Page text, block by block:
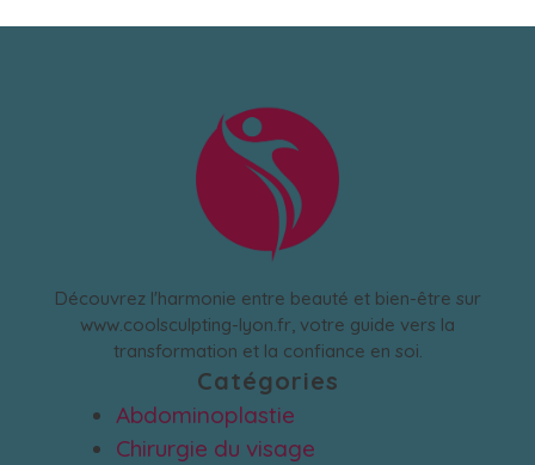
Découvrez l'harmonie entre beauté et bien-être sur
www.coolsculpting-lyon.fr, votre guide vers la
transformation et la confiance en soi.
Catégories
Abdominoplastie
Chirurgie du visage